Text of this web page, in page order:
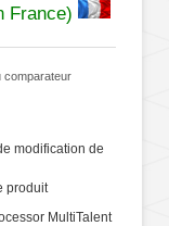
France)
comparateur
modification de
produit
MultiTalent